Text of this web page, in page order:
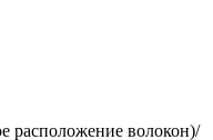
расположение волокон)/